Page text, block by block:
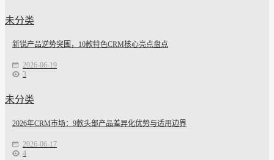
未分类
新锐产品逆势突围，10款特色CRM核心亮点盘点
2026-06-19
3
未分类
2026年CRM市场：9款头部产品差异化优势与适用边界
2026-06-17
4